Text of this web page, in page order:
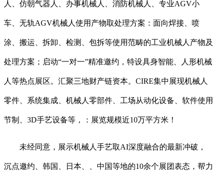
人、仿朝气器人、办事机械人、消防机械人、专业AGV小
车、无轨AGV机械人使用产物取处理方案：面向焊接、喷
涂、搬运、拆卸、检测、包拆等使用范畴的工业机械人产物及
处理方案；启动“一对一”精准邀约，特设具身智能、人形机械
人等热点展区。汇聚三地财产链资本。CIRE集中展现机械人
零件、系统集成、机械人零部件、工场从动化设备、软件使用
节制、3D手艺设备等，：展览规模近10万平方米！
未经同意，展示机械人手艺取AI深度融合的最新冲破，
沉点邀约、韩国、日本、、中国等地的10余个展团表态，帮力